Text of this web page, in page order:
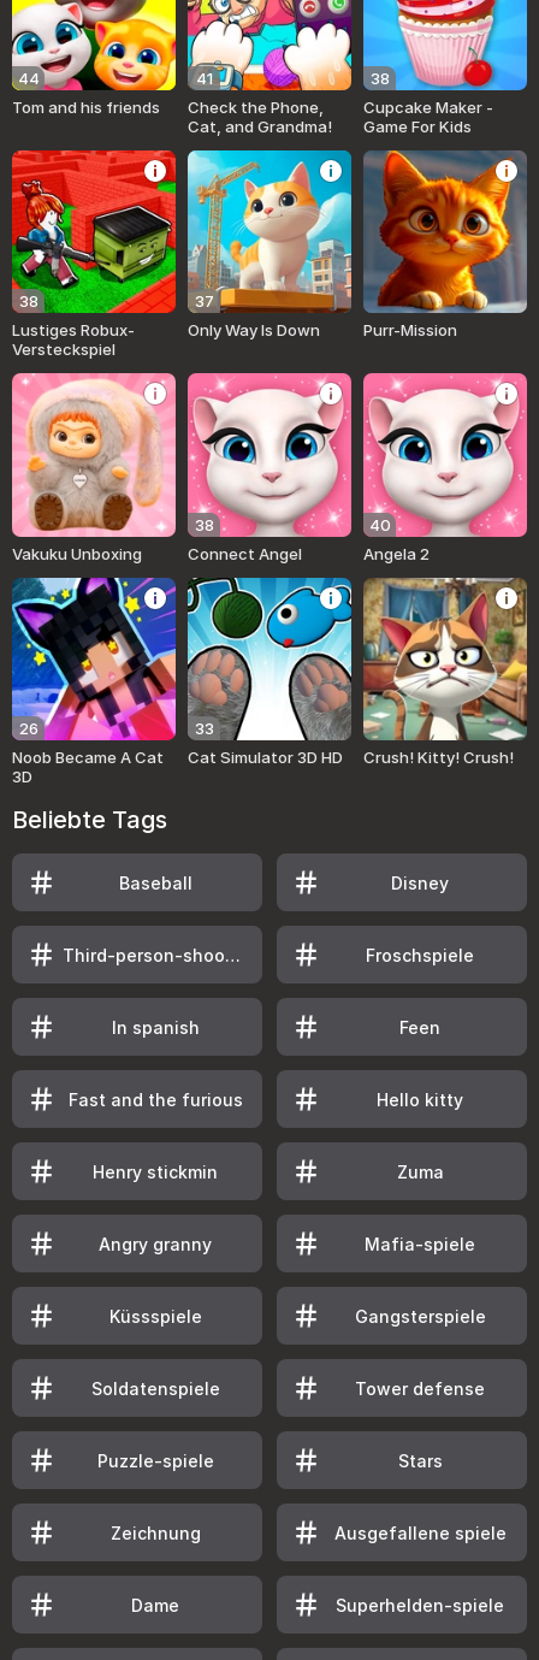
44
Tom and his friends
41
Check the Phone,
Cat, and Grandma!
38
Cupcake Maker -
Game For Kids
38
Lustiges Robux-
Versteckspiel
37
Only Way Is Down
Purr-Mission
Vakuku Unboxing
38
Connect Angel
40
Angela 2
26
Noob Became A Cat
3D
33
Cat Simulator 3D HD
Crush! Kitty! Crush!
Beliebte Tags
Baseball Disney
Third-person-shooter-spiele (tps) Froschspiele
In spanish Feen
Fast and the furious Hello kitty
Henry stickmin Zuma
Angry granny Mafia-spiele
Küssspiele Gangsterspiele
Soldatenspiele Tower defense
Puzzle-spiele Stars
Zeichnung Ausgefallene spiele
Dame Superhelden-spiele